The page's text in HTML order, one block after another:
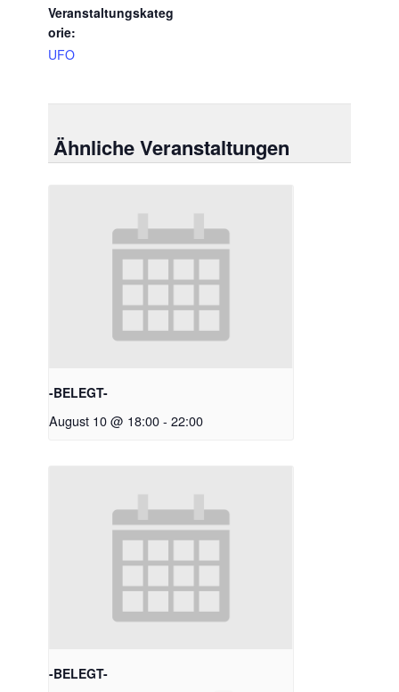
Veranstaltungskateg
orie:
UFO
Ähnliche Veranstaltungen
-BELEGT-
August 10 @ 18:00- 22:00
-BELEGT-